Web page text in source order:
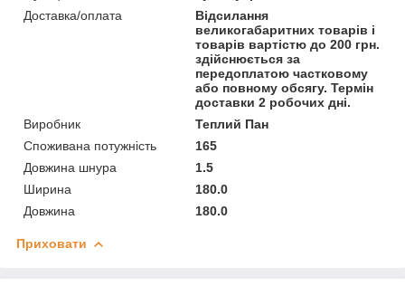
Доставка/оплата
Відсилання
великогабаритних товарів і
товарів вартістю до 200 грн.
здійснюється за
передоплатою частковому
або повному обсягу. Термін
доставки 2 робочих дні.
Виробник
Теплий Пан
Споживана потужність
165
Довжина шнура
1.5
Ширина
180.0
Довжина
180.0
Приховати